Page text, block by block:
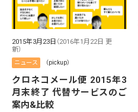
2015年3月23日 （2016年1月22日 更
新）
ニュース （pickup）
クロネコメール便 2015年3
月末終了 代替サービスのご
案内&比較